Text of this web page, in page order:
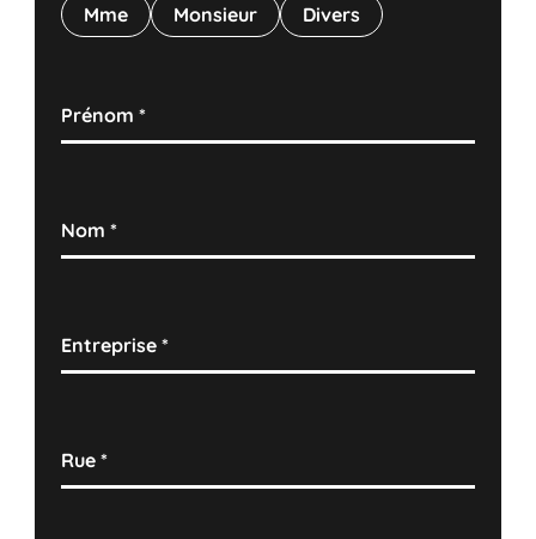
Mme
Monsieur Divers
Prénom*
Nom*
Entreprise*
Rue*